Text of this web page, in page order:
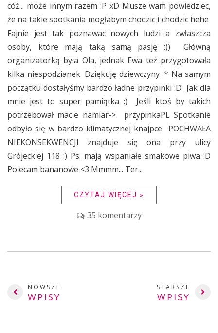
cóż... może innym razem :P xD Musze wam powiedziec,
że na takie spotkania mogłabym chodzic i chodzic hehe
Fajnie jest tak poznawac nowych ludzi a zwłaszcza
osoby, które mają taką samą pasję :)) Główną
organizatorką była Ola, jednak Ewa też przygotowała
kilka niespodzianek. Dziękuję dziewczyny :* Na samym
początku dostałyśmy bardzo ładne przypinki :D Jak dla
mnie jest to super pamiątka :) Jeśli ktoś by takich
potrzebował macie namiar-> przypinkaPL Spotkanie
odbyło się w bardzo klimatycznej knajpce POCHWAŁA
NIEKONSEKWENCJI znajduje się ona przy ulicy
Grójeckiej 118 :) Ps. mają wspaniałe smakowe piwa :D
Polecam bananowe <3 Mmmm... Ter...
CZYTAJ WIĘCEJ »
35 komentarzy
NOWSZE
WPISY
STARSZE
WPISY